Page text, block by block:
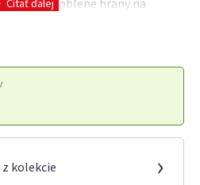
a zaoblené hrany na
kolekcie ›